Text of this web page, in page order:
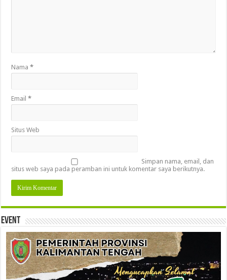
Nama*
Email*
Situs Web
Simpan nama, email, dan
situs web saya pada peramban ini untuk komentar saya berikutnya.
Event